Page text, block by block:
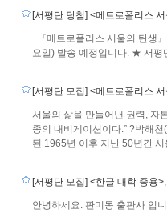
[서평단 당첨] <메트로폴리스
『메트로폴리스 서울의 탄생
요일) 발송 예정입니다. ★ 서평
[서평단 모집] <메트로폴리스
서울의 삶을 만들어낸 권력, 자
종의 내비게이션이다.” ?박해
된 1965년 이후 지난 50년간
[서평단 모집] <한글 대학 중용
안녕하세요. 판미동 출판사 입